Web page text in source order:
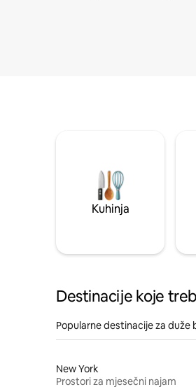
Kuhinja
Destinacije koje
Popularne destinacije za duže
New York
Prostori za mjesečni najam